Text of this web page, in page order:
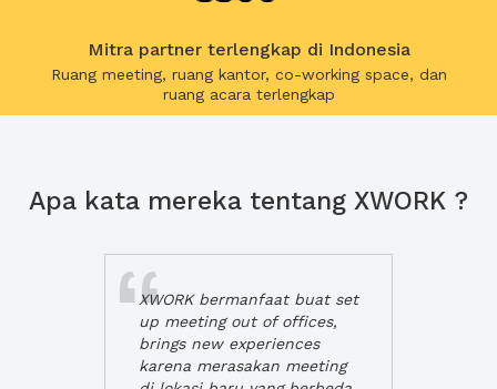
Mitra partner terlengkap di Indonesia
Ruang meeting, ruang kantor, co-working space, dan
ruang acara terlengkap
Apa kata mereka tentang XWORK ?
XWORK bermanfaat buat set
up meeting out of offices,
brings new experiences
karena merasakan meeting